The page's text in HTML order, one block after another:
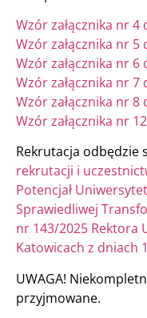
Wzór załącznika nr
Wzór załącznika nr
Wzór załącznika nr
Wzór załącznika nr
Wzór załącznika nr
Wzór załącznika nr
Rekrutacja odbędzie
rekrutacji i
Potencjał
Sprawiedliwej
nr 143/2025 Rektora
Katowicach z dniach
UWAGA!
przyjmowane.